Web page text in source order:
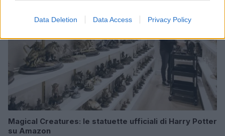
Data Deletion Data Access Privacy Policy
Magical Creatures: le statuette ufficiali di Harry Potter
su Amazon